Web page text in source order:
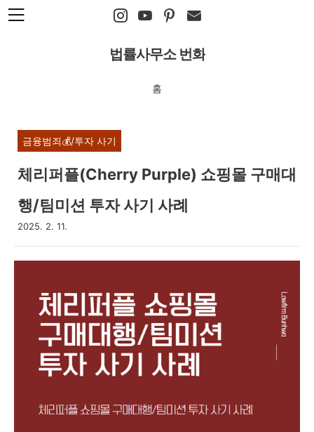
본문 바로가기
법률사무소 번화
홈
금융범죄💰/투자 사기
체리퍼플(Cherry Purple) 쇼핑몰 구매대
행/팀미션 투자 사기 사례
2025. 2. 11.